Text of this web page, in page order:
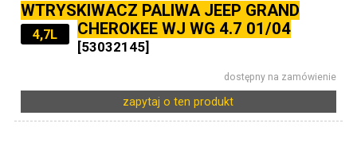
WTRYSKIWACZ PALIWA JEEP GRAND
CHEROKEE WJ WG 4.7 01/04
4,7L
[53032145]
dostępny na zamówienie
zapytaj o ten produkt